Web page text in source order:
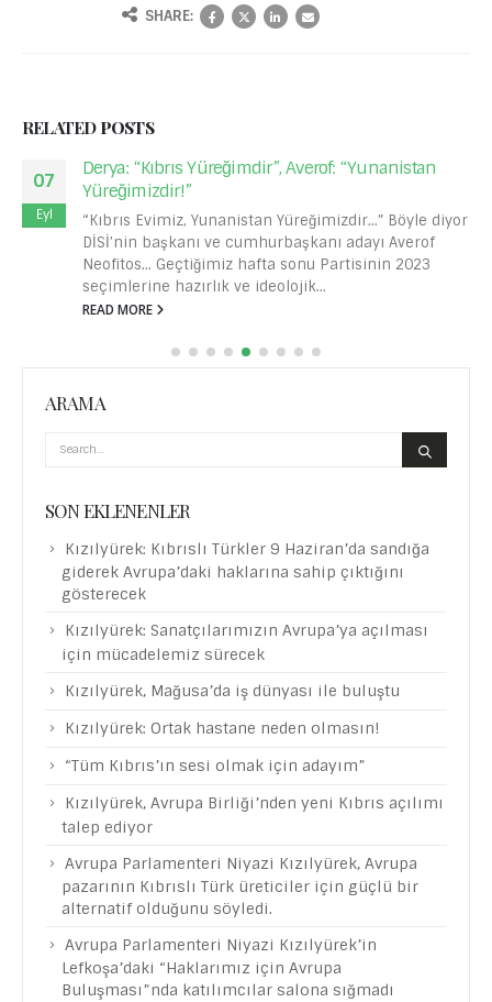
SHARE:
RELATEDPOSTS
07
Eyl
Derya: “Kıbrıs Yüreğimdir”, Averof: “Yunanistan
Yüreğimizdir!”
“Kıbrıs Evimiz, Yunanistan Yüreğimizdir...” Böyle diyor
DİSİ’nin başkanı ve cumhurbaşkanı adayı Averof
Neofitos... Geçtiğimiz hafta sonu Partisinin 2023
seçimlerine hazırlık ve ideolojik...
READ MORE
ARAMA
SON EKLENENLER
Kızılyürek: Kıbrıslı Türkler 9 Haziran’da sandığa
giderek Avrupa’daki haklarına sahip çıktığını
gösterecek
Kızılyürek: Sanatçılarımızın Avrupa’ya açılması
için mücadelemiz sürecek
Kızılyürek, Mağusa’da iş dünyası ile buluştu
Kızılyürek: Ortak hastane neden olmasın!
“Tüm Kıbrıs’ın sesi olmak için adayım”
Kızılyürek, Avrupa Birliği’nden yeni Kıbrıs açılımı
talep ediyor
Avrupa Parlamenteri Niyazi Kızılyürek, Avrupa
pazarının Kıbrıslı Türk üreticiler için güçlü bir
alternatif olduğunu söyledi.
Avrupa Parlamenteri Niyazi Kızılyürek’in
Lefkoşa’daki “Haklarımız için Avrupa
Buluşması”nda katılımcılar salona sığmadı